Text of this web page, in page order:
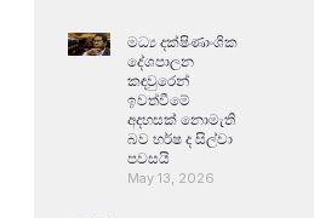
මධ්‍ය දක්ෂිණාංශික
දේශපාලන
කඳවුරෙන්
ඉවත්වීමේ
අදහසක් නොමැති
බව හර්ෂ ද සිල්වා
පවසයි
May 13, 2026